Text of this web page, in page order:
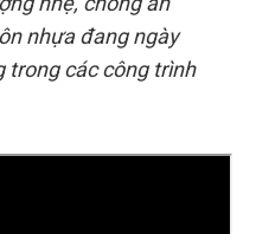
nhựa đang ngày
trong các công trình